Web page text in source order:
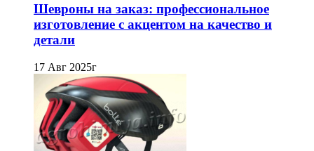
Шевроны на заказ: профессиональное
изготовление с акцентом на качество и
детали
17 Авг 2025г